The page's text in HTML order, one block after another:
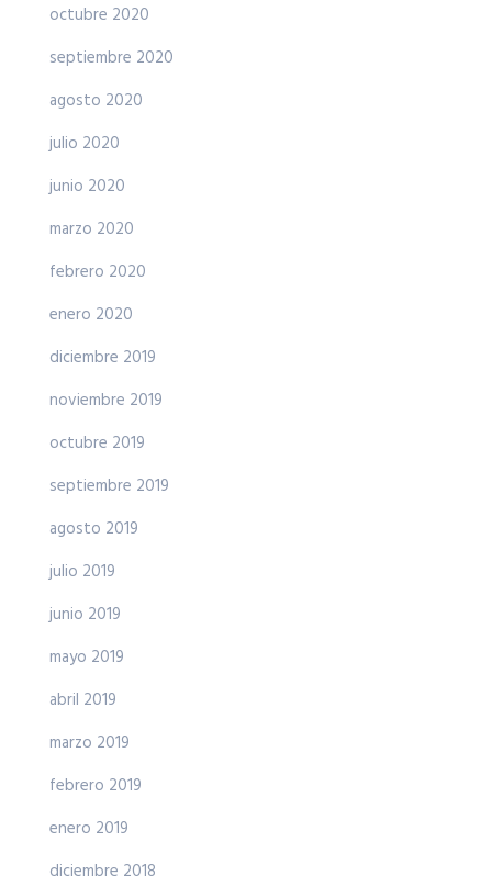
octubre 2020
septiembre 2020
agosto 2020
julio 2020
junio 2020
marzo 2020
febrero 2020
enero 2020
diciembre 2019
noviembre 2019
octubre 2019
septiembre 2019
agosto 2019
julio 2019
junio 2019
mayo 2019
abril 2019
marzo 2019
febrero 2019
enero 2019
diciembre 2018